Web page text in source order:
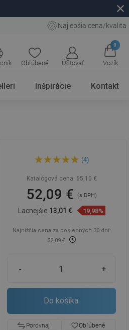
close
Najlepšia cena/kvalita
Obľúbené Účtovať
0
Vozík
Inšpirácie Kontakt
umývadlo ľavé 40 x 22 cm,
(4)
Katalógová cena: 65,10 €
52,09 € (s DPH)
Lacnejšie 13,01 € 19,98%
Najnižšia cena za posledných 30 dní:
52,09 €
- +
Do košíka
Porovnaj favorite_borderObľúbené